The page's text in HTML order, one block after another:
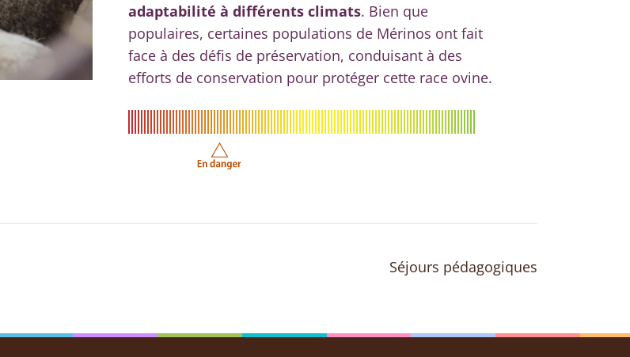
adaptabilité à différents climats. Bien que
populaires, certaines populations de Mérinos ont fait
face à des défis de préservation, conduisant à des
efforts de conservation pour protéger cette race ovine.
Séjours pédagogiques